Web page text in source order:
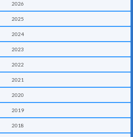
2026
2025
2024
2023
2022
2021
2020
2019
2018